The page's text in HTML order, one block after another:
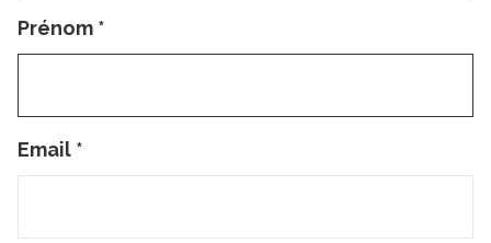
Prénom *
Email *